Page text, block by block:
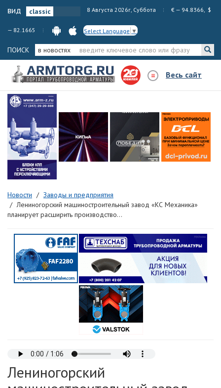
вид 8 Августа 2026г, Суббота € — 94.8366, $
— 82.1665 Select Language ▼
ПОИСК в новостях
Весь сайт
Новости
Заводы и предприятия
Лениногорский машиностроительный завод «КС Механика»
планирует расширить производство...
Лениногорский